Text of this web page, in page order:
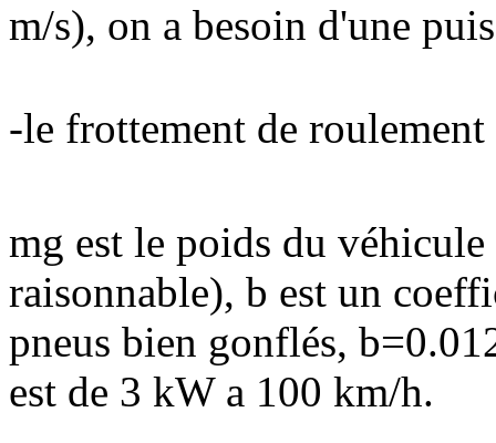
m/s), on a besoin d'une
-le frottement de
mg est le poids du
raisonnable), b est un
pneus bien gonflés,
est de 3 kW a 100 km/h.